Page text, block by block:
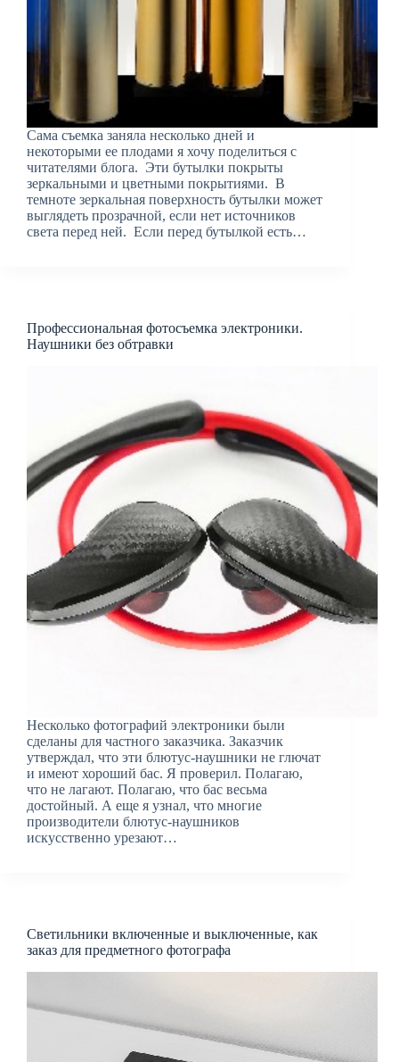
Сама съемка заняла несколько дней и
некоторыми ее плодами я хочу поделиться с
читателями блога. Эти бутылки покрыты
зеркальными и цветными покрытиями. В
темноте зеркальная поверхность бутылки может
выглядеть прозрачной, если нет источников
света перед ней. Если перед бутылкой есть…
Профессиональная фотосъемка электроники.
Наушники без обтравки
Несколько фотографий электроники были
сделаны для частного заказчика. Заказчик
утверждал, что эти блютус-наушники не глючат
и имеют хороший бас. Я проверил. Полагаю,
что не лагают. Полагаю, что бас весьма
достойный. А еще я узнал, что многие
производители блютус-наушников
искусственно урезают…
Светильники включенные и выключенные, как
заказ для предметного фотографа